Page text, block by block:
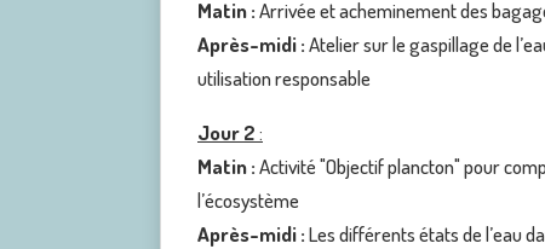
Matin :Arrivée et acheminement des
Après-midi :Atelier sur le gaspillage de
utilisation responsable
Jour 2:
Matin :Activité "Objectif plancton" pour
l’écosystème
Après-midi :Les différents états de l’eau